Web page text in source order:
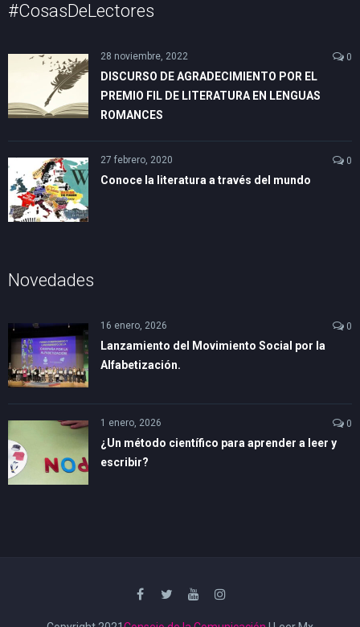
#CosasDeLectores
28 noviembre, 2022 0
DISCURSO DE AGRADECIMIENTO POR EL
PREMIO FIL DE LITERATURA EN LENGUAS
ROMANCES
27 febrero, 2020 0
Conoce la literatura a través del mundo
Novedades
16 enero, 2026 0
Lanzamiento del Movimiento Social por la
Alfabetización.
1 enero, 2026 0
¿Un método científico para aprender a leer y
escribir?